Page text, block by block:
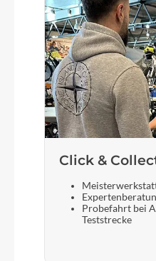
Cube Kid
Click &
Probefahrt bei
Teststrecke